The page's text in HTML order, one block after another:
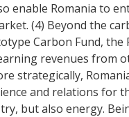
enable Romania to
(4) Beyond the
Carbon Fund, the
revenues from
strategically,
and relations for
but also energy.